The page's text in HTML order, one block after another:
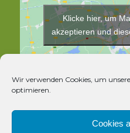
Wir verwenden Cookies, um
optimieren.
Cookies
Klicke hier, um
akzeptieren und